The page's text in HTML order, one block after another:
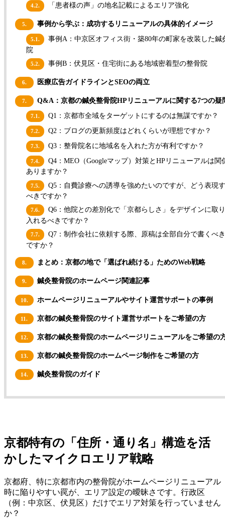
4.2. 「患者様の声」の地名記載によるエリア強化
5. 事例から学ぶ：成功するリニューアルの具体的イメージ
5.1.
事例A：中京区オフィス街・築80年の町家を改装した鍼
院
5.2. 事例B：伏見区・住宅街にある地域密着型の整骨院
6. 医療広告ガイドラインとSEOの両立
7. Q&A：京都の鍼灸整骨院HPリニューアルに関する7つの疑
7.1. Q1：京都市全域をターゲットにするのは無謀ですか？
7.2. Q2：ブログの更新頻度はどれくらいが理想ですか？
7.3. Q3：整骨院名に地域名を入れた方が有利ですか？
7.4.
Q4：MEO（Googleマップ）対策とHPリニューアルは関
ありますか？
7.5.
Q5：自費診療への誘導を強めたいのですが、どう表現す
べきですか？
7.6.
Q6：他院との差別化で「京都らしさ」をデザインに取り
入れるべきですか？
7.7.
Q7：制作会社に依頼する際、原稿は全部自分で書くべき
ですか？
8. まとめ：京都の地で「選ばれ続ける」ためのWeb戦略
9. 鍼灸整骨院のホームページ関連記事
10. ホームページリニューアルやサイト運営サポートの事例
11. 京都の鍼灸整骨院のサイト運営サポートをご希望の方
12. 京都の鍼灸整骨院のホームページリニューアルをご希望の
13. 京都の鍼灸整骨院のホームページ制作をご希望の方
14. 鍼灸整骨院のガイド
京都特有の「住所・通り名」構造を活
かしたマイクロエリア戦略
京都府、特に京都市内の整骨院がホームページリニューアル
時に陥りやすい罠が、エリア設定の曖昧さです。行政区
（例：中京区、伏見区）だけでエリア対策を行っていません
か？